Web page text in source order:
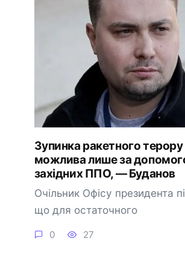
Зупинка ракетного
можлива лише за
західних ППО, — Буданов
Очільник Офісу президента
що для остаточного
0 27